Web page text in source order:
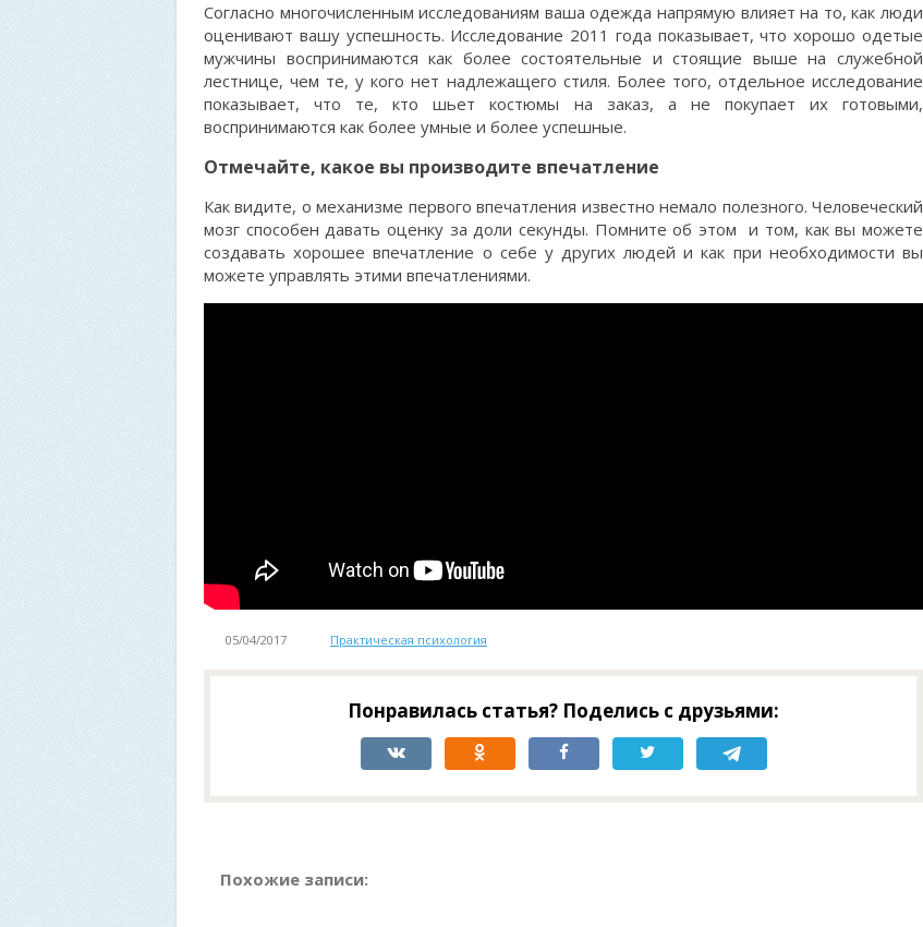
Согласно многочисленным исследованиям ваша одежда напрямую влияет на то, как люди
оценивают вашу успешность. Исследование 2011 года показывает, что хорошо одетые
мужчины воспринимаются как более состоятельные и стоящие выше на служебной
лестнице, чем те, у кого нет надлежащего стиля. Более того, отдельное исследование
показывает, что те, кто шьет костюмы на заказ, а не покупает их готовыми,
воспринимаются как более умные и более успешные.
Отмечайте, какое вы производите впечатление
Как видите, о механизме первого впечатления известно немало полезного. Человеческий
мозг способен давать оценку за доли секунды. Помните об этом и том, как вы можете
создавать хорошее впечатление о себе у других людей и как при необходимости вы
можете управлять этими впечатлениями.
05/04/2017 Практическая психология
Понравилась статья? Поделись с друзьями:
Похожие записи: